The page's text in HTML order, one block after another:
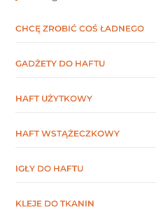
CHCĘ ZROBIĆ COŚ ŁADNEGO
GADŻETY DO HAFTU
HAFT UŻYTKOWY
HAFT WSTĄŻECZKOWY
IGŁY DO HAFTU
KLEJE DO TKANIN